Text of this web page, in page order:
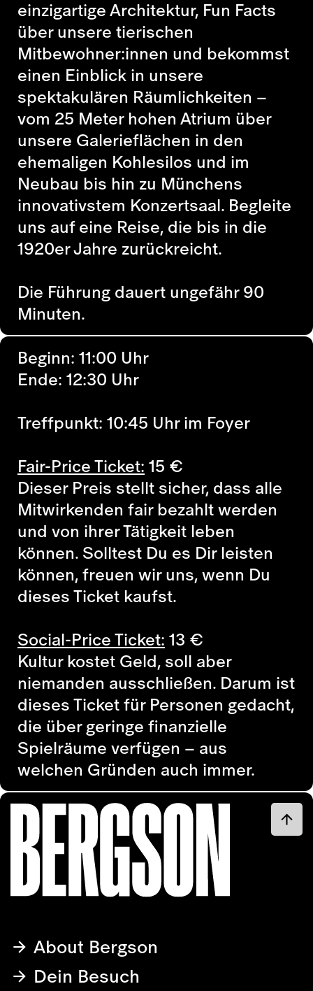
einzigartige Architektur, Fun Facts
über unsere tierischen
Mitbewohner:innen und bekommst
einen Einblick in unsere
spektakulären Räumlichkeiten –
vom 25 Meter hohen Atrium über
unsere Galerieflächen in den
ehemaligen Kohlesilos und im
Neubau bis hin zu Münchens
innovativstem Konzertsaal. Begleite
uns auf eine Reise, die bis in die
1920er Jahre zurückreicht.
Die Führung dauert ungefähr 90
Minuten.
Beginn: 11:00 Uhr
Ende: 12:30 Uhr
Treffpunkt: 10:45 Uhr im Foyer
Fair-Price Ticket:15 €
Dieser Preis stellt sicher, dass alle
Mitwirkenden fair bezahlt werden
und von ihrer Tätigkeit leben
können. Solltest Du es Dir leisten
können, freuen wir uns, wenn Du
dieses Ticket kaufst.
Social-Price Ticket:13 €
Kultur kostet Geld, soll aber
niemanden ausschließen. Darum ist
dieses Ticket für Personen gedacht,
die über geringe finanzielle
Spielräume verfügen – aus
welchen Gründen auch immer.
About Bergson
Dein Besuch